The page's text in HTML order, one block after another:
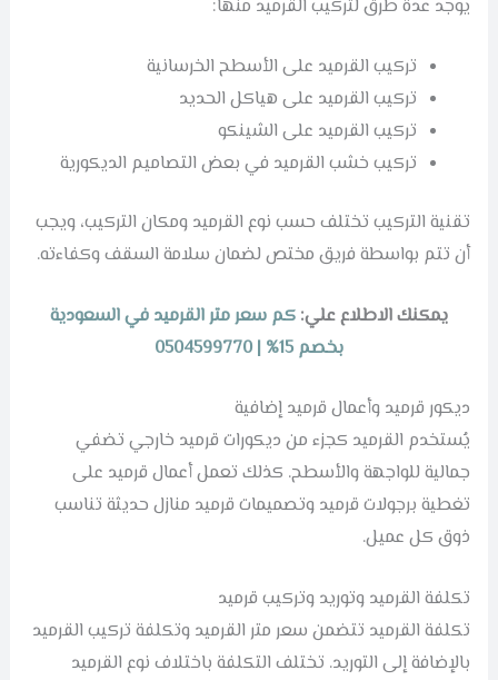
يوجد عدة طرق لتركيب القرميد منها:
تركيب القرميد على الأسطح الخرسانية
تركيب القرميد على هياكل الحديد
تركيب القرميد على الشينكو
تركيب خشب القرميد في بعض التصاميم الديكورية
تقنية التركيب تختلف حسب نوع القرميد ومكان التركيب، ويجب
أن تتم بواسطة فريق مختص لضمان سلامة السقف وكفاءته.
يمكنك الاطلاع علي: كم سعر متر القرميد في السعودية
بخصم 15% | 0504599770
ديكور قرميد وأعمال قرميد إضافية
يُستخدم القرميد كجزء من ديكورات قرميد خارجي تضفي
جمالية للواجهة والأسطح. كذلك تعمل أعمال قرميد على
تغطية برجولات قرميد وتصميمات قرميد منازل حديثة تناسب
ذوق كل عميل.
تكلفة القرميد وتوريد وتركيب قرميد
تكلفة القرميد تتضمن سعر متر القرميد وتكلفة تركيب القرميد
بالإضافة إلى التوريد. تختلف التكلفة باختلاف نوع القرميد